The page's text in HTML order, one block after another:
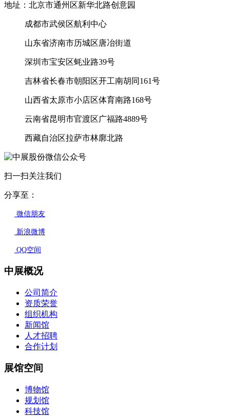
地址：北京市通州区新华北路创意园
成都市武侯区航利中心
山东省济南市历城区唐冶街道
深圳市宝安区蚝业路39号
吉林省长春市朝阳区开工南胡同161号
山西省太原市小店区体育南路168号
云南省昆明市官渡区广福路4889号
西藏自治区拉萨市林廓北路
扫一扫关注我们
分享至：
微信朋友
新浪微博
QQ空间
中展概况
公司简介
资质荣誉
组织机构
新闻馆
人才招聘
合作计划
展馆空间
博物馆
规划馆
科技馆